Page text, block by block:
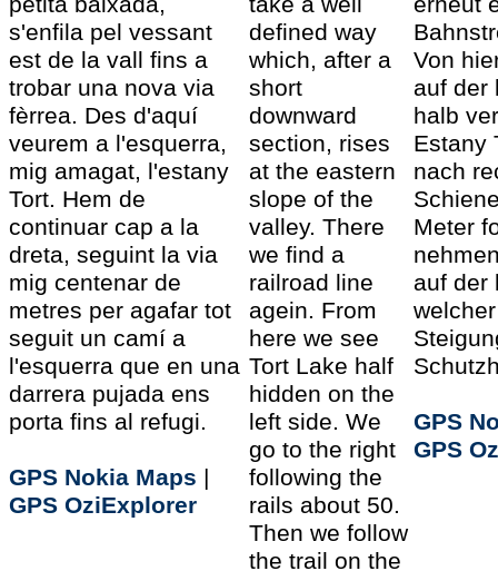
s'enfila pel vessant
est de la vall fins a
trobar una nova via
fèrrea. Des d'aquí
veurem a l'esquerra,
mig amagat, l'estany
Tort. Hem de
continuar cap a la
dreta, seguint la via
mig centenar de
metres per agafar tot
seguit un camí a
l'esquerra que en una
darrera pujada ens
porta fins al refugi.
GPS Nokia Maps |
GPS OziExplorer
defined way
which, after a
short
downward
section, rises
at the eastern
slope of the
valley. There
we find a
railroad line
agein. From
here we see
Tort Lake half
hidden on the
left side. We
go to the right
following the
rails about 50.
Then we follow
the trail on the
Von
auf der
halb
Estany
nach
Meter
auf der
GPS
GPS